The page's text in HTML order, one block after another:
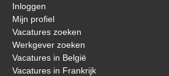
Inloggen
Mijn profiel
Vacatures zoeken
Werkgever zoeken
Vacatures in België
Vacatures in Frankrijk